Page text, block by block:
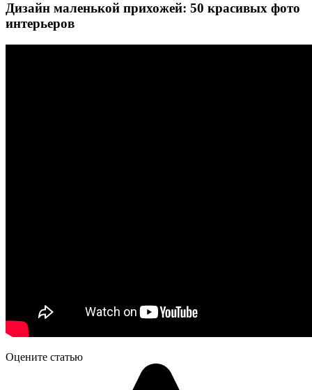
Дизайн маленькой прихожей: 50 красивых фото
интерьеров
Оцените статью